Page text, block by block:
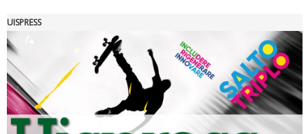
Luglio 2026: "Pensando con i piedi, si possono fare le
rivoluzioni"
UISPRESS